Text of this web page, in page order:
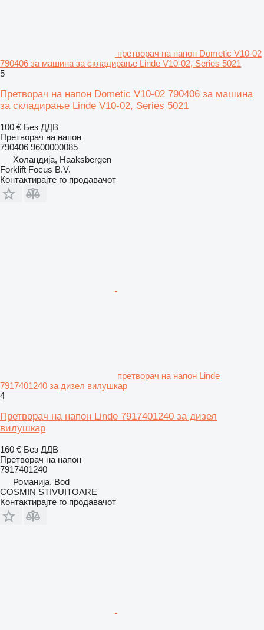
претворач на напон Dometic V10-02
790406 за машина за складирање Linde V10-02, Series 5021
5
Претворач на напон Dometic V10-02 790406 за машина
за складирање Linde V10-02, Series 5021
100 € Без ДДВ
Претворач на напон
790406 9600000085
Холандија, Haaksbergen
Forklift Focus B.V.
Контактирајте го продавачот
претворач на напон Linde
7917401240 за дизел вилушкар
4
Претворач на напон Linde 7917401240 за дизел
вилушкар
160 € Без ДДВ
Претворач на напон
7917401240
Романија, Bod
COSMIN STIVUITOARE
Контактирајте го продавачот